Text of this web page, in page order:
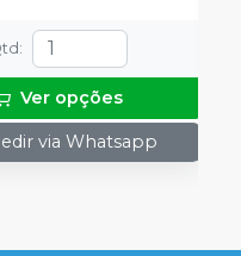
:
Ver opções
via Whatsapp